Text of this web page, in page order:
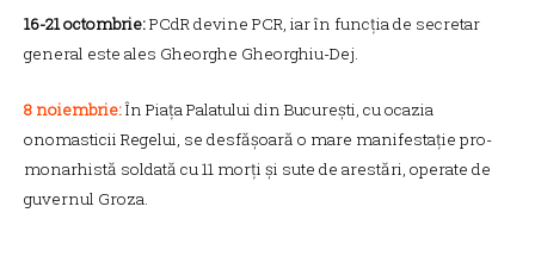
16-21 octombrie:PCdR devine PCR, iar în funcția de secretar
general este ales Gheorghe Gheorghiu-Dej.
8 noiembrie:În Piața Palatului din București, cu ocazia
onomasticii Regelui, se desfășoară o mare manifestație pro-
monarhistă soldată cu 11 morți și sute de arestări, operate de
guvernul Groza.